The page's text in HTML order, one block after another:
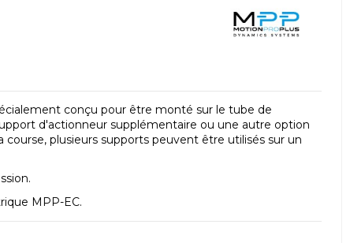
conçu pour être monté sur le tube de
d'actionneur supplémentaire ou une autre option
course, plusieurs supports peuvent être utilisés sur un
MPP-EC.